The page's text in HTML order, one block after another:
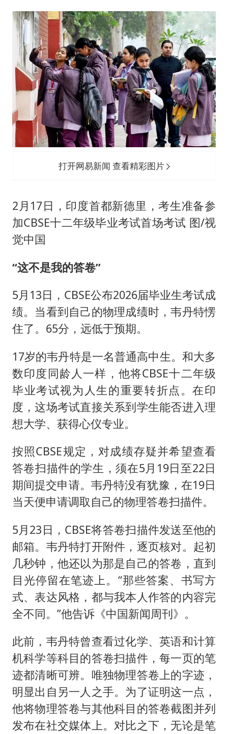
打开网易新闻 查看精彩图片
2月17日，印度首都新德里，考生准备参
加CBSE十二年级毕业考试首场考试 图/视
觉中国
“这不是我的答卷”
5月13日，CBSE公布2026届毕业生考试成
绩。当看到自己的物理成绩时，韦丹特愣
住了。65分，远低于预期。
17岁的韦丹特是一名普通高中生。和大多
数印度同龄人一样，他将CBSE十二年级
毕业考试视为人生的重要转折点。在印
度，这场考试直接关系到学生能否进入理
想大学、获得心仪专业。
按照CBSE规定，对成绩存疑并希望查看
答卷扫描件的学生，须在5月19日至22日
期间提交申请。韦丹特没有犹豫，在19日
当天便申请调取自己的物理答卷扫描件。
5月23日，CBSE将答卷扫描件发送至他的
邮箱。韦丹特打开附件，逐页核对。起初
几秒钟，他还以为那是自己的答卷，直到
目光停留在笔迹上。“那些答案、书写方
式、表达风格，都与我本人作答的内容完
全不同。”他告诉《中国新闻周刊》。
此前，韦丹特曾查看过化学、英语和计算
机科学等科目的答卷扫描件，每一页的笔
迹都清晰可辨。唯独物理答卷上的字迹，
明显出自另一人之手。为了证明这一点，
他将物理答卷与其他科目的答卷截图并列
发布在社交媒体上。对比之下，无论是笔